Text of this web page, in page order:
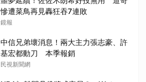
慘遭菜鳥再見轟狂吞7連敗
鏡報
中信兄弟壞消息！兩大主力張志豪、許
基宏都動刀 本季報銷
民視新聞網